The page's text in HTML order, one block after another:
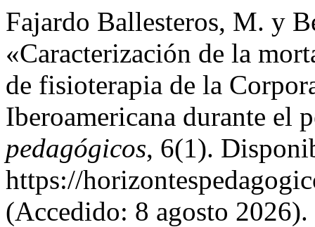
Fajardo Ballesteros, M. y
«Caracterización de la
de fisioterapia de la
Iberoamericana durante el
pedagógicos, 6(1).
https://
(Accedido: 8 agosto 2026).